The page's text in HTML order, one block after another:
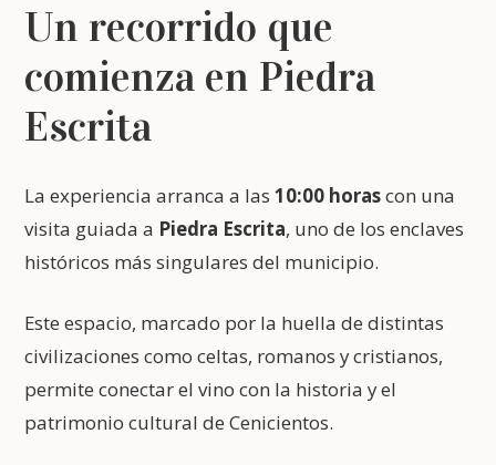
Un recorrido que
comienza en Piedra
Escrita
La experiencia arranca a las10:00 horascon una
visita guiada a Piedra Escrita, uno de los enclaves
históricos más singulares del municipio.
Este espacio, marcado por la huella de distintas
civilizaciones como celtas, romanos y cristianos,
permite conectar el vino con la historia y el
patrimonio cultural de Cenicientos.